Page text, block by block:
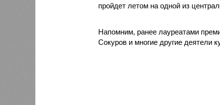
пройдет летом на одной из
Напомним, ранее лауреатами
Сокуров и многие другие деятели